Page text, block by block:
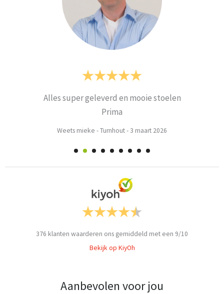
Alles super geleverd en mooie stoelen
Prima
Weets mieke -Turnhout- 3 maart 2026
376 klanten waarderen ons gemiddeld met een 9/10
Bekijk op KiyOh
Aanbevolen voor jou